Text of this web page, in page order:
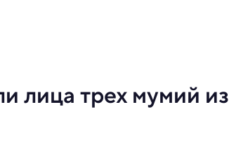
лица трех мумий из